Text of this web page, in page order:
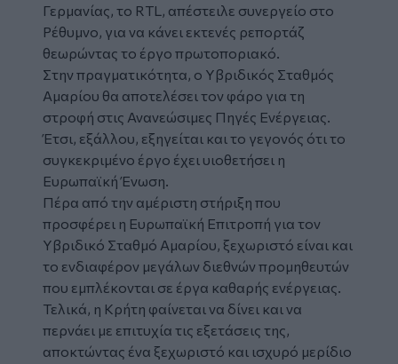
Γερμανίας, το RTL, απέστειλε συνεργείο στο
Ρέθυμνο, για να κάνει εκτενές ρεπορτάζ
θεωρώντας το έργο πρωτοποριακό.
Στην πραγματικότητα, ο Υβριδικός Σταθμός
Αμαρίου θα αποτελέσει τον φάρο για τη
στροφή στις Ανανεώσιμες Πηγές Ενέργειας.
Έτσι, εξάλλου, εξηγείται και το γεγονός ότι το
συγκεκριμένο έργο έχει υιοθετήσει η
Ευρωπαϊκή Ένωση.
Πέρα από την αμέριστη στήριξη που
προσφέρει η Ευρωπαϊκή Επιτροπή για τον
Υβριδικό Σταθμό Αμαρίου, ξεχωριστό είναι και
το ενδιαφέρον μεγάλων διεθνών προμηθευτών
που εμπλέκονται σε έργα καθαρής ενέργειας.
Τελικά, η Κρήτη φαίνεται να δίνει και να
περνάει με επιτυχία τις εξετάσεις της,
αποκτώντας ένα ξεχωριστό και ισχυρό μερίδιο